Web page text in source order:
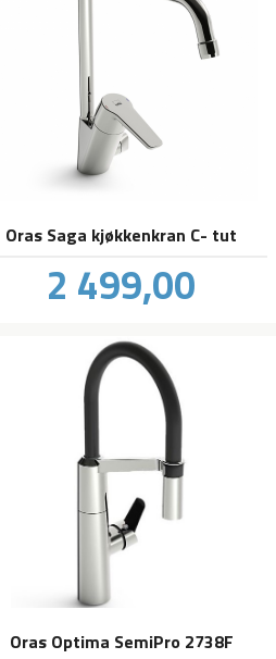
Oras Saga kjøkkenkran C- tut
Pris
2 499,00
Oras Optima SemiPro 2738F